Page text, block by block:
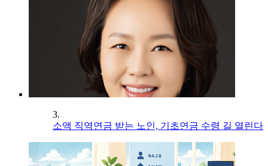
3.
소액 직역연금 받는 노인, 기초연금 수령 길 열린다